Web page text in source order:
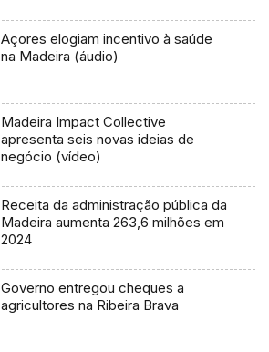
Açores elogiam incentivo à saúde
na Madeira (áudio)
Madeira Impact Collective
apresenta seis novas ideias de
negócio (vídeo)
Receita da administração pública da
Madeira aumenta 263,6 milhões em
2024
Governo entregou cheques a
agricultores na Ribeira Brava